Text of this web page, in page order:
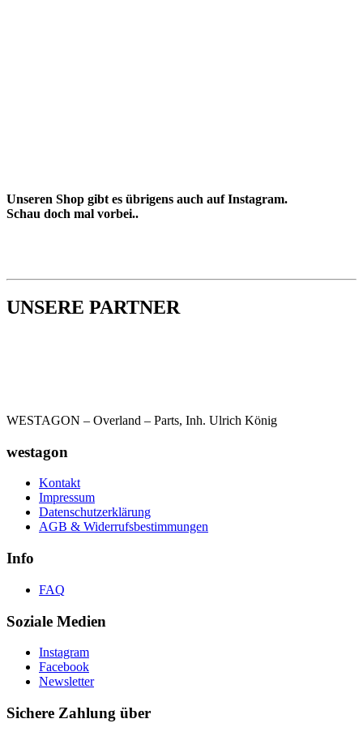
Unseren Shop gibt es übrigens auch auf Instagram.
Schau doch mal vorbei..
UNSERE PARTNER
WESTAGON – Overland – Parts, Inh. Ulrich König
westagon
Kontakt
Impressum
Datenschutzerklärung
AGB & Widerrufsbestimmungen
Info
FAQ
Soziale Medien
Instagram
Facebook
Newsletter
Sichere Zahlung über